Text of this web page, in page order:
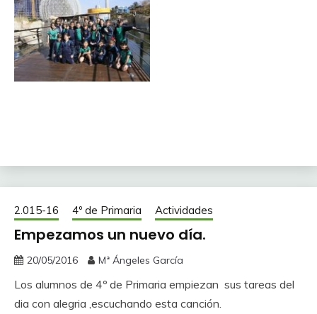
2.015-16 4º de Primaria Actividades
Empezamos un nuevo día.
20/05/2016 Mª Ángeles García
Los alumnos de 4º de Primaria empiezan sus tareas del
dia con alegria ,escuchando esta canción.